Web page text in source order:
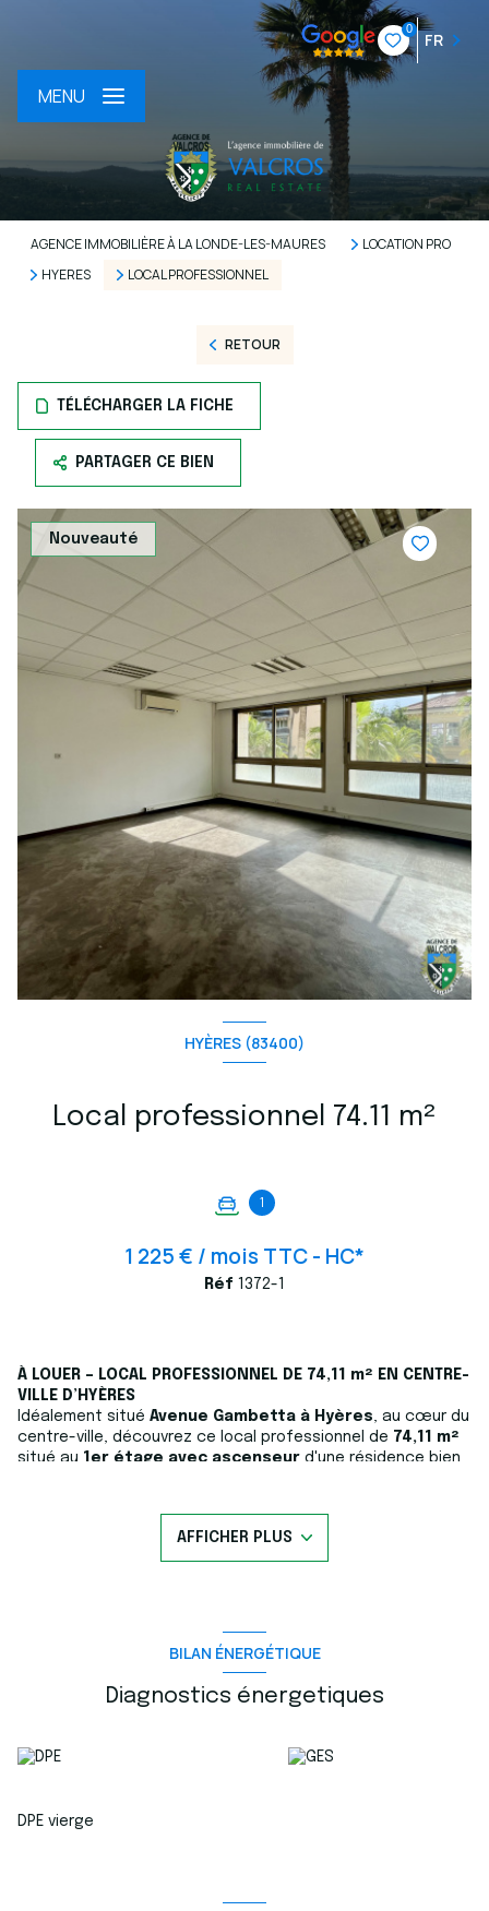
0
FR
MENU
AGENCE IMMOBILIÈRE À LA LONDE-LES-MAURES
LOCATION PRO
HYERES
LOCAL PROFESSIONNEL
RETOUR
TÉLÉCHARGER LA FICHE
PARTAGER CE BIEN
Nouveauté
HYÈRES (83400)
Local professionnel 74.11 m²
1
1 225 € / mois TTC - HC*
Réf 1372-1
À LOUER – LOCAL PROFESSIONNEL DE 74,11 m² EN CENTRE-
VILLE D’HYÈRES
Idéalement situé Avenue Gambetta à Hyères, au cœur du
centre-ville, découvrez ce local professionnel de 74,11 m²
situé au 1er étage avec ascenseur d'une résidence bien
- Climatisation dans chaque bureau ainsi que dans le sas
- Très belle luminosité grâce aux larges ouvertures
- Proximité immédiate des commerces, services et
cabinet de conseil, un cabinet paramédical, une agence ou
toute profession nécessitant des bureaux fonctionnels et
Le local est en bon état général et immédiatement
exploitable.
AFFICHER PLUS
BILAN ÉNERGÉTIQUE
Diagnostics énergetiques
DPE vierge